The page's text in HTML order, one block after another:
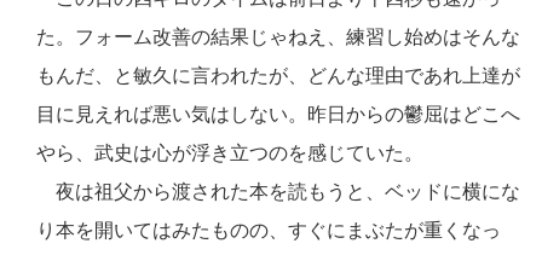
た。フォーム改善の結果じゃねえ、練習し始めはそんな
もんだ、と敏久に言われたが、どんな理由であれ上達が
目に見えれば悪い気はしない。昨日からの鬱屈はどこへ
やら、武史は心が浮き立つのを感じていた。
夜は祖父から渡された本を読もうと、ベッドに横にな
り本を開いてはみたものの、すぐにまぶたが重くなっ